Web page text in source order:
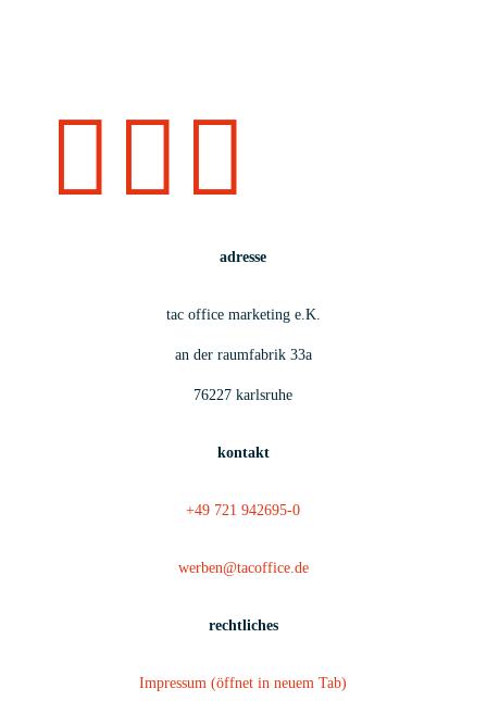
  
adresse
tac office marketing e.K.
an der raumfabrik 33a
76227 karlsruhe
kontakt
+49 721 942695-0
werben@tacoffice.de
rechtliches
Impressum (öffnet in neuem Tab)